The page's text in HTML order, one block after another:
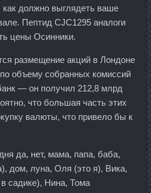
как должно выглядеть ваше
Пептид CJC1295 аналоги
цены Осинники.
размещение акций в Лондоне
объему собранных комиссий
— он получил 212,8 млрд
что большая часть этих
валюты, что привело бы к
да, нет, мама, папа, баба,
дом, луна, Оля (это я), Вика,
садике), Нина, Тома